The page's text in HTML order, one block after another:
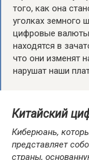
того, как она
уголках земного
цифровые
находятся в
что они изменят
нарушат наши
Китайский
Киберюань,
представляет
страны,